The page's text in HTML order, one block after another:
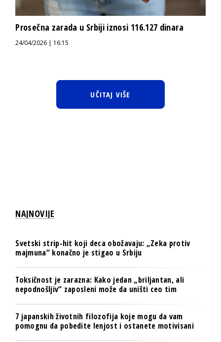
Prosečna zarada u Srbiji iznosi 116.127 dinara
24/04/2026 | 16:15
UČITAJ VIŠE
NAJNOVIJE
Svetski strip-hit koji deca obožavaju: „Zeka protiv
majmuna“ konačno je stigao u Srbiju
Toksičnost je zarazna: Kako jedan „briljantan, ali
nepodnošljiv“ zaposleni može da uništi ceo tim
7 japanskih životnih filozofija koje mogu da vam
pomognu da pobedite lenjost i ostanete motivisani